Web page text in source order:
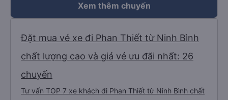
Xem thêm chuyến
Đặt mua vé xe đi Phan Thiết từ Ninh Bình
chất lượng cao và giá vé ưu đãi nhất: 26
chuyến
Tư vấn TOP 7 xe khách đi Phan Thiết từ Ninh Bình chất